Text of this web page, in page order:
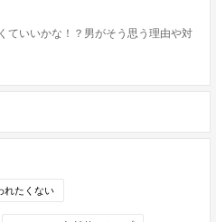
ていいかな！？男がそう思う理由や対
れたくない